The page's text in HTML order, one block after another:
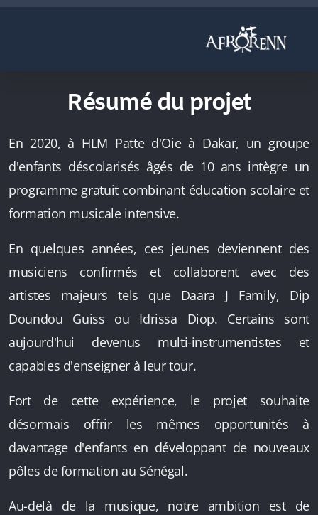
Résumé du projet
En 2020, à HLM Patte d'Oie à Dakar, un groupe
d'enfants déscolarisés âgés de 10 ans intègre un
programme gratuit combinant éducation scolaire et
formation musicale intensive.
En quelques années, ces jeunes deviennent des
musiciens confirmés et collaborent avec des
artistes majeurs tels que Daara J Family, Dip
Doundou Guiss ou Idrissa Diop. Certains sont
aujourd'hui devenus multi-instrumentistes et
capables d'enseigner à leur tour.
Fort de cette expérience, le projet souhaite
désormais offrir les mêmes opportunités à
davantage d'enfants en développant de nouveaux
pôles de formation au Sénégal.
Au-delà de la musique, notre ambition est de